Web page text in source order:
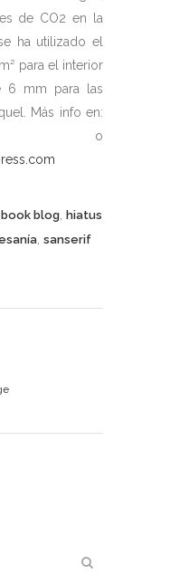
de CO2 en la
ha utilizado el
para el interior
6 mm para las
Más info en:
o
blog hiatus
sanserif